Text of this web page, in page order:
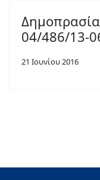
04/486/13-
21 Ιουνίου 2016